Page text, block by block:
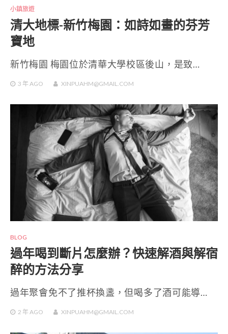
小鎮旅遊
清大地標-新竹梅園：如詩如畫的芬芳
寶地
新竹梅園 梅園位於清華大學校區後山，是致…
3 年AGO XINPUAHM@GMAIL.COM
BLOG
過年喝到斷片怎麼辦？快速解酒與解宿
醉的方法分享
過年聚會免不了推杯換盞，但喝多了酒可能導…
2 年AGO XINPUAHM@GMAIL.COM